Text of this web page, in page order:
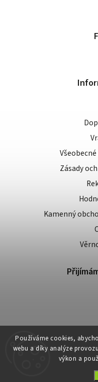
Používáme cookies,
webu a díky analýze
výkon a
Zásady
Kamenný
Copyright 2026E-
Vytvořil